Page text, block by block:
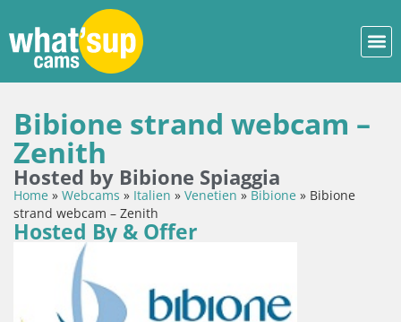
Bibione strand webcam –
Zenith
Hosted by Bibione Spiaggia
Home » Webcams » Italien » Venetien »Bibione » Bibione
strand webcam – Zenith
Hosted By & Offer